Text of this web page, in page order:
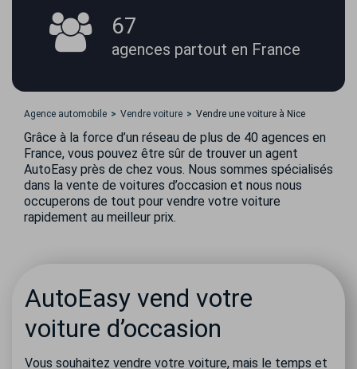
67
agences partout en France
Agence automobile Vendre voiture Vendre une voiture à Nice
Grâce à la force d’un réseau de plus de 40 agences en
France, vous pouvez être sûr de trouver un agent
AutoEasy près de chez vous. Nous sommes spécialisés
dans la vente de voitures d’occasion et nous nous
occuperons de tout pour vendre votre voiture
rapidement au meilleur prix.
AutoEasy vend votre
voiture d’occasion
Vous souhaitez vendre votre voiture, mais le temps et